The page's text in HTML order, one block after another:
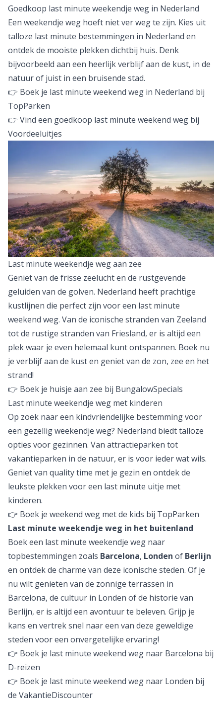
Goedkoop last minute weekendje weg in Nederland
Een weekendje weg hoeft niet ver weg te zijn. Kies uit
talloze last minute bestemmingen in Nederland en
ontdek de mooiste plekken dichtbij huis. Denk
bijvoorbeeld aan een heerlijk verblijf aan de kust, in de
natuur of juist in een bruisende stad.
👉 Boek je last minute weekend weg in Nederland bij
TopParken
👉 Vind een goedkoop last minute weekend weg bij
Voordeeluitjes
Last minute weekendje weg aan zee
Geniet van de frisse zeelucht en de rustgevende
geluiden van de golven. Nederland heeft prachtige
kustlijnen die perfect zijn voor een last minute
weekend weg. Van de iconische stranden van Zeeland
tot de rustige stranden van Friesland, er is altijd een
plek waar je even helemaal kunt ontspannen. Boek nu
je verblijf aan de kust en geniet van de zon, zee en het
strand!
👉 Boek je huisje aan zee bij BungalowSpecials
Last minute weekendje weg met kinderen
Op zoek naar een kindvriendelijke bestemming voor
een gezellig weekendje weg? Nederland biedt talloze
opties voor gezinnen. Van attractieparken tot
vakantieparken in de natuur, er is voor ieder wat wils.
Geniet van quality time met je gezin en ontdek de
leukste plekken voor een last minute uitje met
kinderen.
👉 Boek je weekend weg met de kids bij TopParken
Last minute weekendje weg in het buitenland
Boek een last minute weekendje weg naar
topbestemmingen zoals Barcelona, Londen of Berlijn
en ontdek de charme van deze iconische steden. Of je
nu wilt genieten van de zonnige terrassen in
Barcelona, de cultuur in Londen of de historie van
Berlijn, er is altijd een avontuur te beleven. Grijp je
kans en vertrek snel naar een van deze geweldige
steden voor een onvergetelijke ervaring!
👉 Boek je last minute weekend weg naar Barcelona bij
D-reizen
👉 Boek je last minute weekend weg naar Londen bij
de VakantieDiscounter